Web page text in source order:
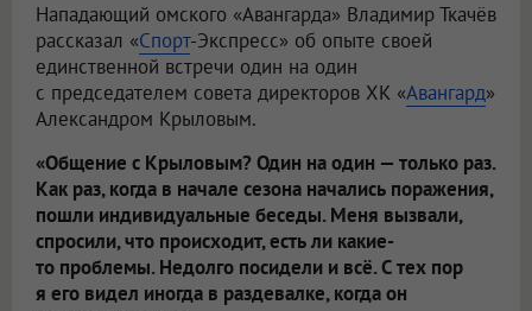
Нападающий омского «Авангарда» Владимир Ткачёв
рассказал «Спорт-Экспресс» об опыте своей
единственной встречи один на один
с председателем совета директоров ХК «Авангард»
Александром Крыловым.
«Общение с Крыловым? Один на один — только раз.
Как раз, когда в начале сезона начались поражения,
пошли индивидуальные беседы. Меня вызвали,
спросили, что происходит, есть ли какие-
то проблемы. Недолго посидели и всё. С тех пор
я его видел иногда в раздевалке, когда он